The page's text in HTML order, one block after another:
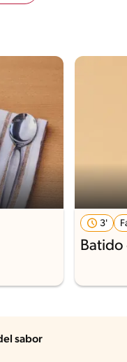
3'
Batido
sabor